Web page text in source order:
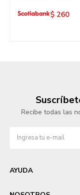
$ 260
Recibe todas las
AYUDA